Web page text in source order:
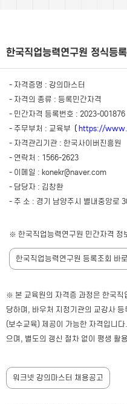
한국직업능력연구원 정식등
- 자격증명 : 강의마스터
- 자격의 종류 : 등록민간자격
- 민간자격 등록번호 : 2023-001876
- 주무부처 : 교육부 ( https://
- 자격관리기관 : 한국사이버진흥원
- 연락처 : 1566-2623
- 이메일 : konekr@naver.com
- 담당자 : 김창환
- 주 소 : 경기 남양주시 별내중앙로
※ 한국직업능력연구원 민간자격
한국직업능력연구원 등록조회 바
※ 본 교육원의 자격증 과정은 한국직
당하며, 바우처 지정기관의 교강사
(보수교육) 제공이 가능한 자격입니
으며, 별도의 갱신 절차 없이 평생 활
워크넷 강의마스터 채용공고